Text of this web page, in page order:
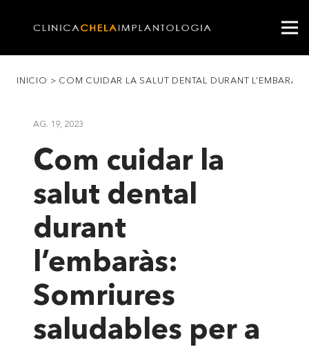
INICIO > COM CUIDAR LA SALUT DENTAL DURANT
AG. 19, 2023
Com cuidar la
salut dental
durant
l’embaràs:
Somriures
saludables per a